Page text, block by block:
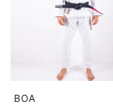
BOA